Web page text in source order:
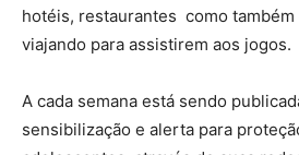
hotéis, restaurantes como
viajando para assistirem aos jogos.
A cada semana está sendo
sensibilização e alerta para